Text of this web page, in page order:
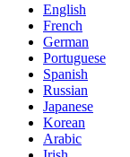
English
French
German
Portuguese
Spanish
Russian
Japanese
Korean
Arabic